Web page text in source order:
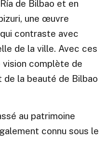
de Bilbao et en
une œuvre
contraste avec
de la ville. Avec ces
vision complète de
de la beauté de Bilbao
au patrimoine
connu sous le